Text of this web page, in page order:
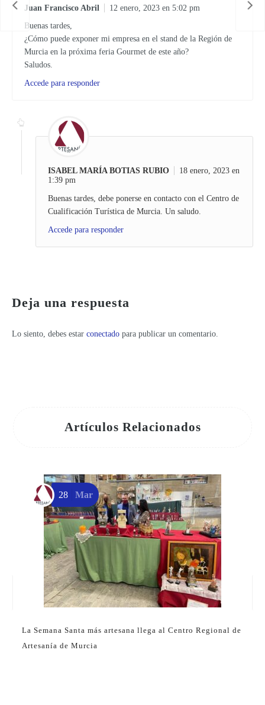
Juan Francisco Abril 12 enero, 2023 en 5:02 pm
Buenas tardes,
¿Cómo puede exponer mi empresa en el stand de la Región de
Murcia en la próxima feria Gourmet de este año?
Saludos.
Accede para responder
ISABEL MARÍA BOTIAS RUBIO
18 enero, 2023 en
1:39 pm
Buenas tardes, debe ponerse en contacto con el Centro de
Cualificación Turística de Murcia. Un saludo.
Accede para responder
Deja una respuesta
Lo siento, debes estar conectado para publicar un comentario.
Artículos Relacionados
La Semana Santa más artesana llega al Centro Regional de
Artesanía de Murcia
28 Mar